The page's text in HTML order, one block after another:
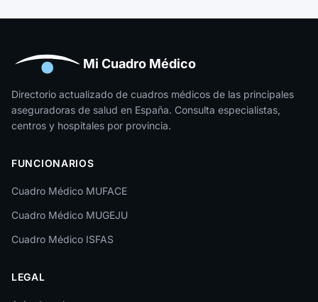
Huesca
Jaén
La Rioja
León
Lleida
Lugo
Málaga
Mi Cuadro Médico
Directorio actualizado de cuadros médicos de las principales
aseguradoras de salud en España. Consulta especialistas,
centros y hospitales por provincia.
FUNCIONARIOS
Cuadro Médico MUFACE
Cuadro Médico MUGEJU
Cuadro Médico ISFAS
LEGAL